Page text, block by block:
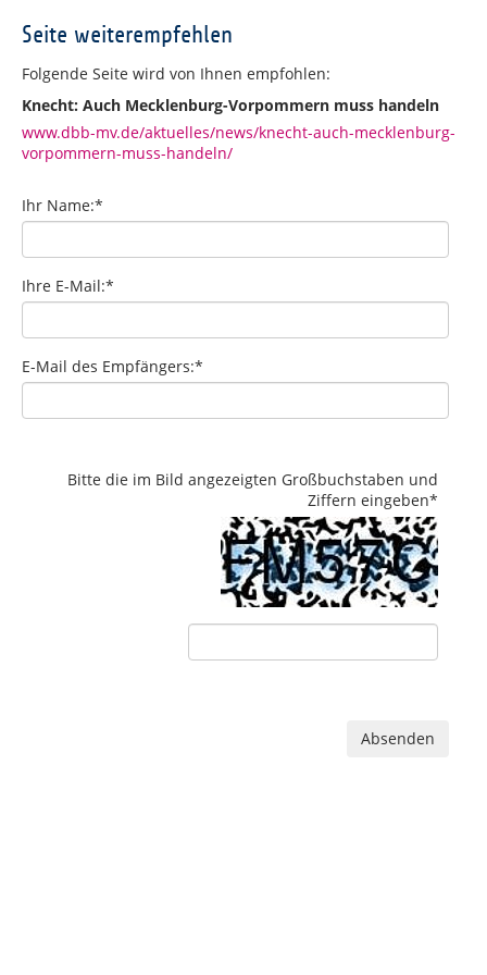
Seite weiterempfehlen
Folgende Seite wird von Ihnen empfohlen:
Knecht: Auch Mecklenburg-Vorpommern muss handeln
www.dbb-mv.de/aktuelles/news/knecht-auch-mecklenburg-
vorpommern-muss-handeln/
Ihr Name:*
Ihre E-Mail:*
E-Mail des Empfängers:*
Bitte die im Bild angezeigten Großbuchstaben und
Ziffern eingeben*
Absenden